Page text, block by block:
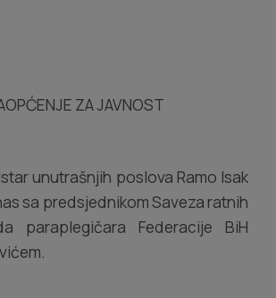
ZA JAVNOST
unutrašnjih poslova Ramo Isak
sa predsjednikom Saveza ratnih
paraplegičara Federacije BiH